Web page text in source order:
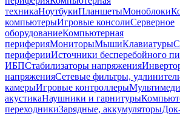
техникаНоутбукиПланшетыМоноблоки
компьютерыИгровые консолиСерверное
оборудованиеКомпьютерная
периферияМониторыМышиКлавиатуры
периферииИсточники бесперебойного
ИБПСтабилизаторы напряжения
напряженияСетевые фильтры,
камерыИгровые контроллеры
акустикаНаушники и гарнитуры
переходникиЗарядные, аккумуляторы